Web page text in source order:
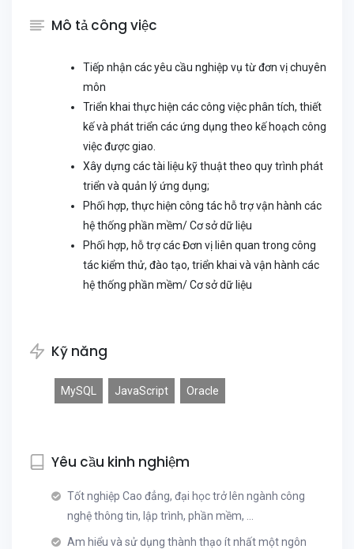
Mô tả công việc
Tiếp nhận các yêu cầu nghiệp vụ từ đơn vị chuyên
môn
Triển khai thực hiện các công việc phân tích, thiết
kế và phát triển các ứng dụng theo kế hoạch công
việc được giao.
Xây dựng các tài liệu kỹ thuật theo quy trình phát
triển và quản lý ứng dụng;
Phối hợp, thực hiện công tác hỗ trợ vận hành các
hệ thống phần mềm/ Cơ sở dữ liệu
Phối hợp, hỗ trợ các Đơn vị liên quan trong công
tác kiểm thử, đào tạo, triển khai và vận hành các
hệ thống phần mềm/ Cơ sở dữ liệu
Kỹ năng
MySQL JavaScript Oracle
Yêu cầu kinh nghiệm
Tốt nghiệp Cao đẳng, đại học trở lên ngành công
nghệ thông tin, lập trình, phần mềm, ...
Am hiểu và sử dụng thành thạo ít nhất một ngôn